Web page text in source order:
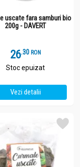
uscate fara samburi bio
200g - DAVERT
26.3 RON
Stoc epuizat
Vezi detalii